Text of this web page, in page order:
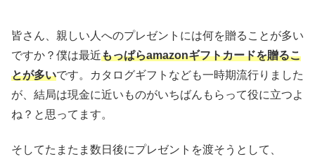
皆さん、親しい人へのプレゼントには何を贈ることが多い
ですか？僕は最近もっぱらamazonギフトカードを贈るこ
とが多いです。カタログギフトなども一時期流行りました
が、結局は現金に近いものがいちばんもらって役に立つよ
ね？と思ってます。
そしてたまたま数日後にプレゼントを渡そうとして、